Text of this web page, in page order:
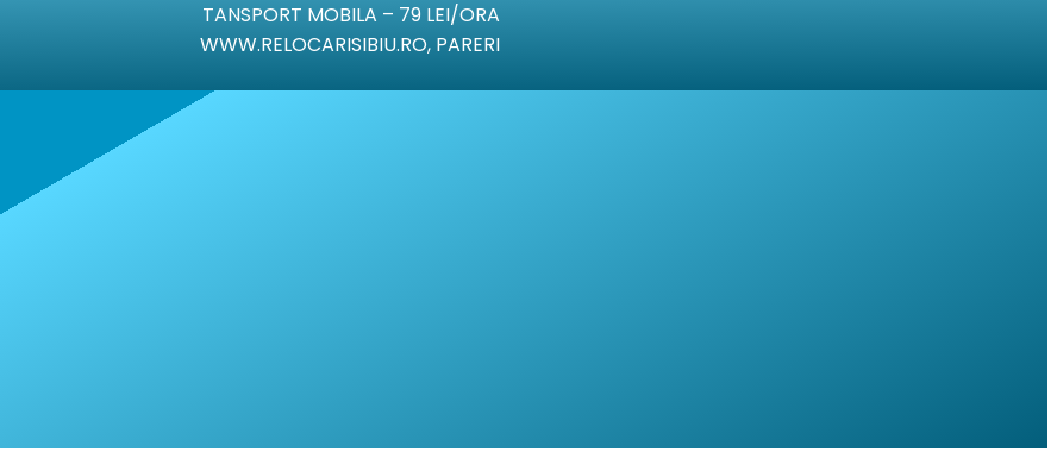
TANSPORT MOBILA – 79 LEI/ORA
WWW.RELOCARISIBIU.RO, PARERI